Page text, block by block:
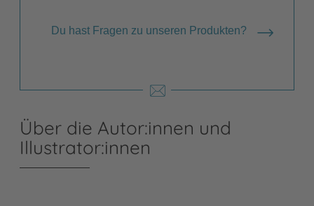
Du hast Fragen zu unseren Produkten?
Über die Autor:innen und
Illustrator:innen